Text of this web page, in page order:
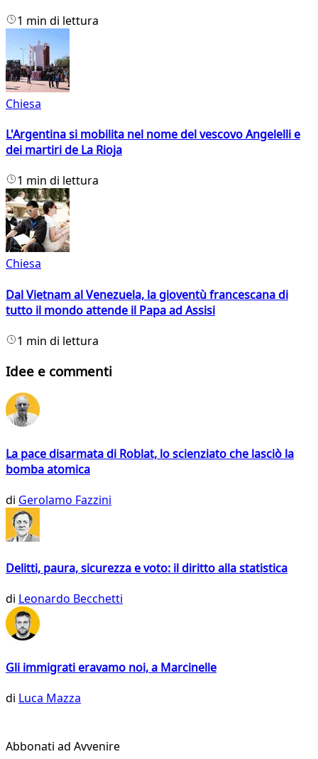
1 min di lettura
Chiesa
L'Argentina si mobilita nel nome del vescovo Angelelli e
dei martiri de La Rioja
1 min di lettura
Chiesa
Dal Vietnam al Venezuela, la gioventù francescana di
tutto il mondo attende il Papa ad Assisi
1 min di lettura
Idee e commenti
La pace disarmata di Roblat, lo scienziato che lasciò la
bomba atomica
di Gerolamo Fazzini
Delitti, paura, sicurezza e voto: il diritto alla statistica
di Leonardo Becchetti
Gli immigrati eravamo noi, a Marcinelle
di Luca Mazza
Abbonati ad Avvenire